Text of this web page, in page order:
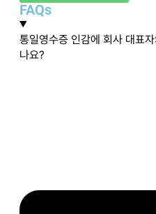
FAQs
통일영수증 인감에 회사 대표
나요?